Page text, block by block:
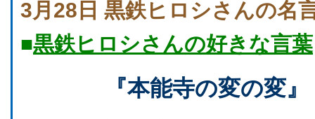
3月28日 黒鉄ヒロシさんの名
■黒鉄ヒロシさんの好きな言葉
『本能寺の変の変』